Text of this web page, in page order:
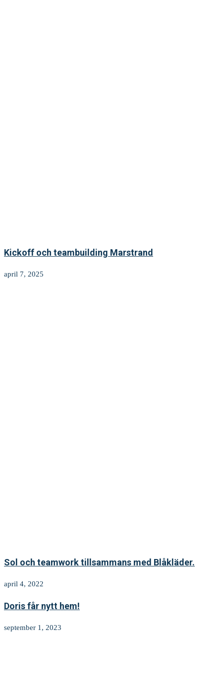
Kickoff och teambuilding Marstrand
april 7, 2025
Sol och teamwork tillsammans med Blåkläder.
april 4, 2022
Doris får nytt hem!
september 1, 2023